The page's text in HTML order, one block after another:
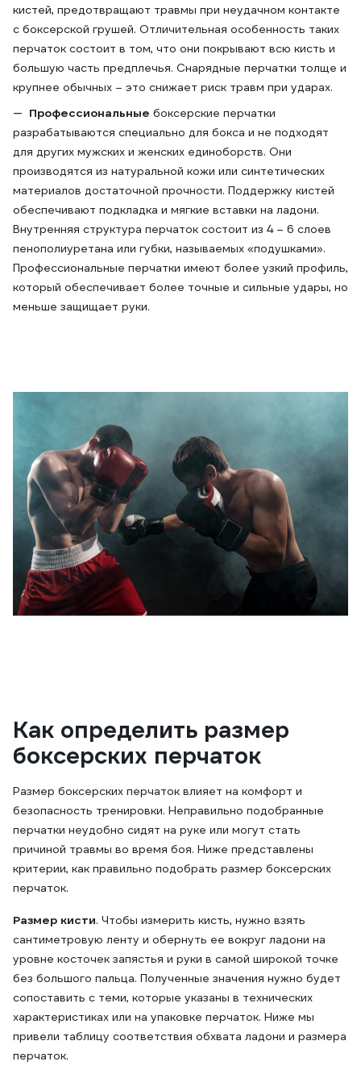
кистей, предотвращают травмы при неудачном контакте
с боксерской грушей. Отличительная особенность таких
перчаток состоит в том, что они покрывают всю кисть и
большую часть предплечья. Снарядные перчатки толще и
крупнее обычных – это снижает риск травм при ударах.
Профессиональные боксерские перчатки
разрабатываются специально для бокса и не подходят
для других мужских и женских единоборств. Они
производятся из натуральной кожи или синтетических
материалов достаточной прочности. Поддержку кистей
обеспечивают подкладка и мягкие вставки на ладони.
Внутренняя структура перчаток состоит из 4 – 6 слоев
пенополиуретана или губки, называемых «подушками».
Профессиональные перчатки имеют более узкий профиль,
который обеспечивает более точные и сильные удары, но
меньше защищает руки.
Как определить размер
боксерских перчаток
Размер боксерских перчаток влияет на комфорт и
безопасность тренировки. Неправильно подобранные
перчатки неудобно сидят на руке или могут стать
причиной травмы во время боя. Ниже представлены
критерии, как правильно подобрать размер боксерских
перчаток.
Размер кисти. Чтобы измерить кисть, нужно взять
сантиметровую ленту и обернуть ее вокруг ладони на
уровне косточек запястья и руки в самой широкой точке
без большого пальца. Полученные значения нужно будет
сопоставить с теми, которые указаны в технических
характеристиках или на упаковке перчаток. Ниже мы
привели таблицу соответствия обхвата ладони и размера
перчаток.